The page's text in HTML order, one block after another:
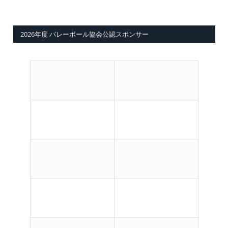
2026年度 バレーボール協会公認スポンサー